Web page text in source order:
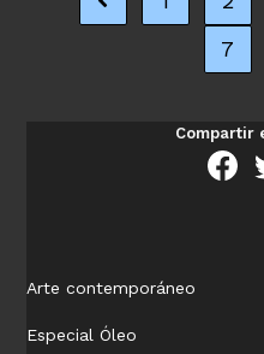
7
Compartir
Arte contemporáneo
Especial Óleo